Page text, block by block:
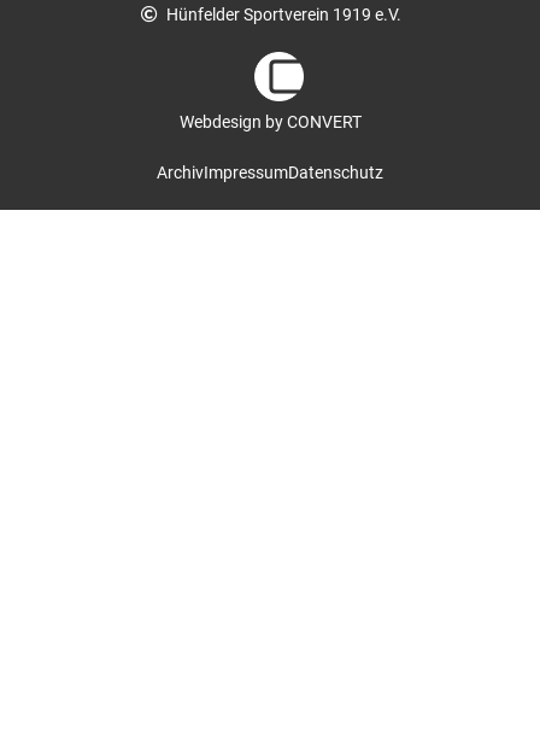
Hünfelder Sportverein 1919 e.V.
Webdesign by CONVERT
ArchivImpressumDatenschutz